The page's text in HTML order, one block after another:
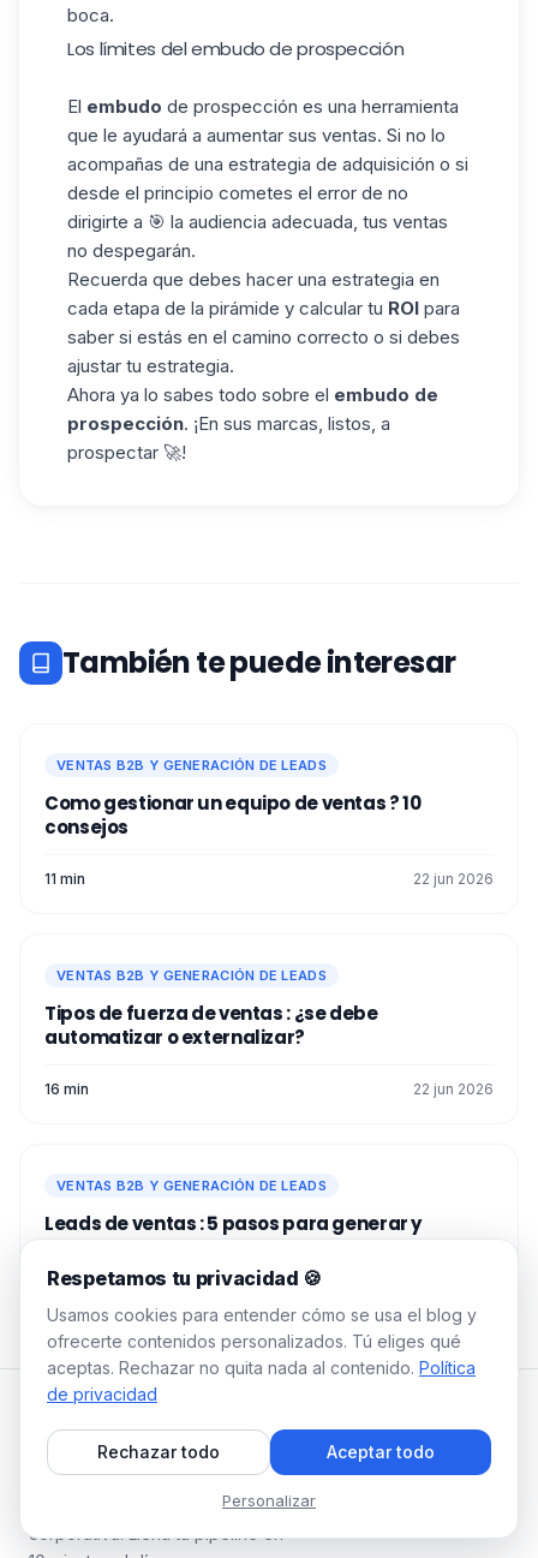
boca.
Los límites del embudo de prospección
El embudo de prospección es una herramienta
que le ayudará a aumentar sus ventas. Si no lo
acompañas de una estrategia de adquisición o si
desde el principio cometes el error de no
dirigirte a 🎯 la audiencia adecuada, tus ventas
no despegarán.
Recuerda que debes hacer una estrategia en
cada etapa de la pirámide y calcular tu ROI para
saber si estás en el camino correcto o si debes
ajustar tu estrategia.
Ahora ya lo sabes todo sobre el embudo de
prospección. ¡En sus marcas, listos, a
prospectar 🚀!
También te puede interesar
VENTAS B2B Y GENERACIÓN DE LEADS
Como gestionar un equipo de ventas ? 10
consejos
11 min 22 jun 2026
VENTAS B2B Y GENERACIÓN DE LEADS
Tipos de fuerza de ventas : ¿se debe
automatizar o externalizar?
16 min 22 jun 2026
VENTAS B2B Y GENERACIÓN DE LEADS
Leads de ventas : 5 pasos para generar y
convertir
WAALAXY Blog
Guías prácticas, estrategias
corporativa. Llena tu pipeline en
Respetamos tu privacidad 🍪
Usamos cookies para entender cómo se usa el blog y
ofrecerte contenidos personalizados. Tú eliges qué
aceptas. Rechazar no quita nada al contenido. Política
de privacidad
Rechazar todo Aceptar todo
Personalizar